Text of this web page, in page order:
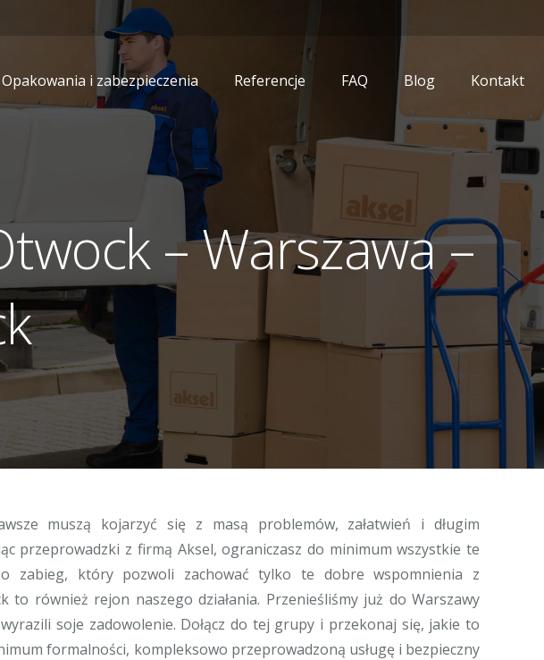
Opakowania i zabezpieczenia Referencje FAQ Blog Kontakt
– Warszawa –
muszą kojarzyć się z masą problemów, załatwień i długim
przeprowadzki z firmą Aksel, ograniczasz do minimum wszystkie te
zabieg, który pozwoli zachować tylko te dobre wspomnienia z
to również rejon naszego działania. Przenieśliśmy już do Warszawy
soje zadowolenie. Dołącz do tej grupy i przekonaj się, jakie to
formalności, kompleksowo przeprowadzoną usługę i bezpieczny